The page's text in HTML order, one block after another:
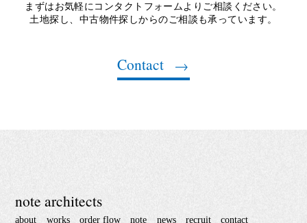
まずはお気軽にコンタクトフォームよりご相談ください。
土地探し、中古物件探しからのご相談も承っています。
Contact
note architects
about works order flow note news recruit contact